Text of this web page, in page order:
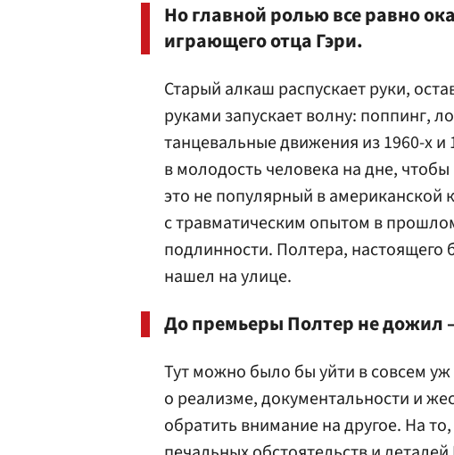
Но главной ролью все равно
играющего отца Гэри.
Старый алкаш распускает руки,
руками запускает волну: поппинг,
танцевальные движения из 1960-х и
в молодость человека на дне,
это не популярный в
с травматическим опытом в
подлинности. Полтера, настоящего
нашел на улице.
До премьеры Полтер не дожил
Тут можно было бы уйти в совсем
о реализме, документальности и
обратить внимание на другое. На